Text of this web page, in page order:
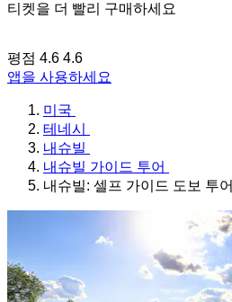
티켓을 더 빨리 구매하세요
평점 4.6 4.6
앱을 사용하세요
미국
테네시
내슈빌
내슈빌 가이드 투어
내슈빌: 셀프 가이드 도보 투어